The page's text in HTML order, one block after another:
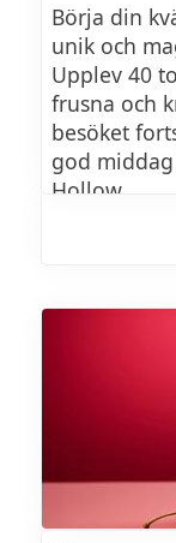
Belgisk
Hemgjord
maränger
Krispig
Tunna
Börja din
unik och
Upplev 40
frusna och
besöket
god
Hollow.